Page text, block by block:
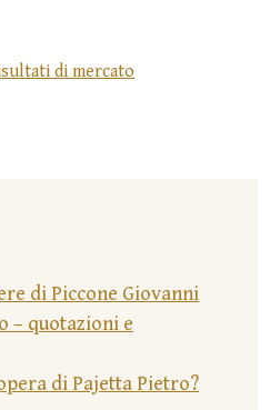
di mercato
di Piccone Giovanni
– quotazioni e
di Pajetta Pietro?